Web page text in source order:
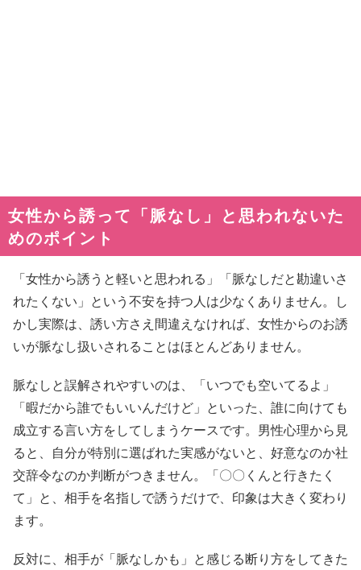
女性から誘って「脈なし」と思われないた
めのポイント
「女性から誘うと軽いと思われる」「脈なしだと勘違いさ
れたくない」という不安を持つ人は少なくありません。し
かし実際は、誘い方さえ間違えなければ、女性からのお誘
いが脈なし扱いされることはほとんどありません。
脈なしと誤解されやすいのは、「いつでも空いてるよ」
「暇だから誰でもいいんだけど」といった、誰に向けても
成立する言い方をしてしまうケースです。男性心理から見
ると、自分が特別に選ばれた実感がないと、好意なのか社
交辞令なのか判断がつきません。「〇〇くんと行きたく
て」と、相手を名指しで誘うだけで、印象は大きく変わり
ます。
反対に、相手が「脈なしかも」と感じる断り方をしてきた